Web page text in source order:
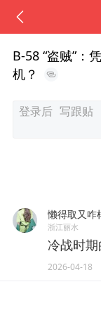
B-58 “盗贼”：
机？
懒得取又咋
浙江丽水
冷战时
2026-04-18